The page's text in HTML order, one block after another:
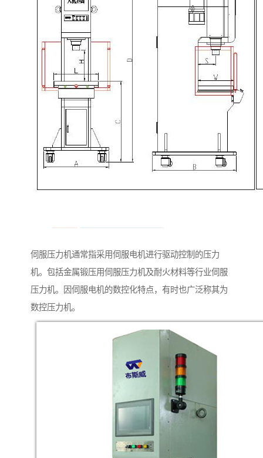
伺服压力机通常指采用伺服电机进行驱动控制的压力
机。包括金属锻压用伺服压力机及耐火材料等行业伺服
压力机。因伺服电机的数控化特点，有时也广泛称其为
数控压力机。